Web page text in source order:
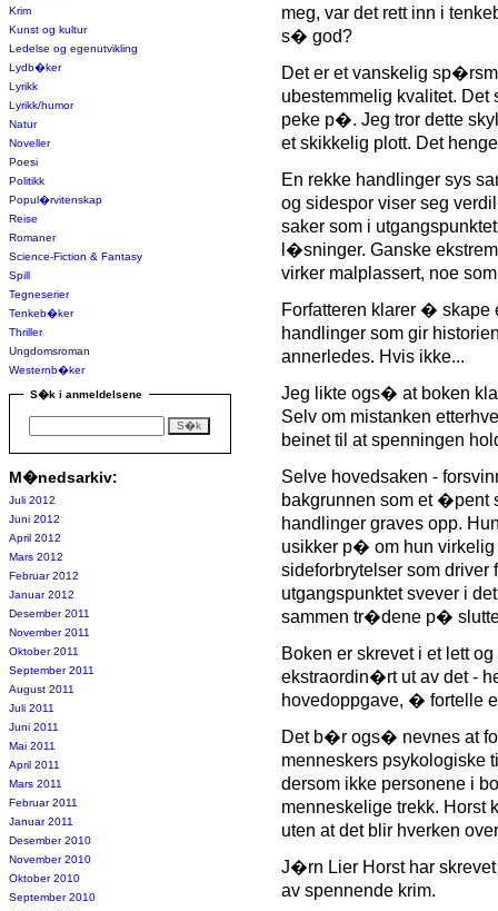
Krim
Kunst og kultur
Ledelse og egenutvikling
Lydb�ker
Lyrikk
Lyrikk/humor
Natur
Noveller
Poesi
Politikk
Popul�rvitenskap
Reise
Romaner
Science-Fiction & Fantasy
Spill
Tegneserier
Tenkeb�ker
Thriller
Ungdomsroman
Westernb�ker
S�k i anmeldelsene
M�nedsarkiv:
Juli 2012
Juni 2012
April 2012
Mars 2012
Februar 2012
Januar 2012
Desember 2011
November 2011
Oktober 2011
September 2011
August 2011
Juli 2011
Juni 2011
Mai 2011
April 2011
Mars 2011
Februar 2011
Januar 2011
Desember 2010
November 2010
Oktober 2010
September 2010
meg, var det rett inn i
s� god?
Det er et vanskelig
ubestemmelig kvalitet.
peke p�. Jeg tror dette
et skikkelig plott. Det
En rekke handlinger sys
og sidespor viser seg
saker som i
l�sninger. Ganske
virker malplassert, noe
Forfatteren klarer � skape
handlinger som gir
annerledes. Hvis ikke...
Jeg likte ogs� at boken
Selv om mistanken
beinet til at spenningen
Selve hovedsaken -
bakgrunnen som et
handlinger graves opp.
usikker p� om hun
sideforbrytelser som driver
utgangspunktet svever i
sammen tr�dene p�
Boken er skrevet i et lett
ekstraordin�rt ut av det -
hovedoppgave, � fortelle
Det b�r ogs� nevnes at
menneskers psykologiske
dersom ikke personene i
menneskelige trekk. Horst
uten at det blir hverken
J�rn Lier Horst har
av spennende krim.